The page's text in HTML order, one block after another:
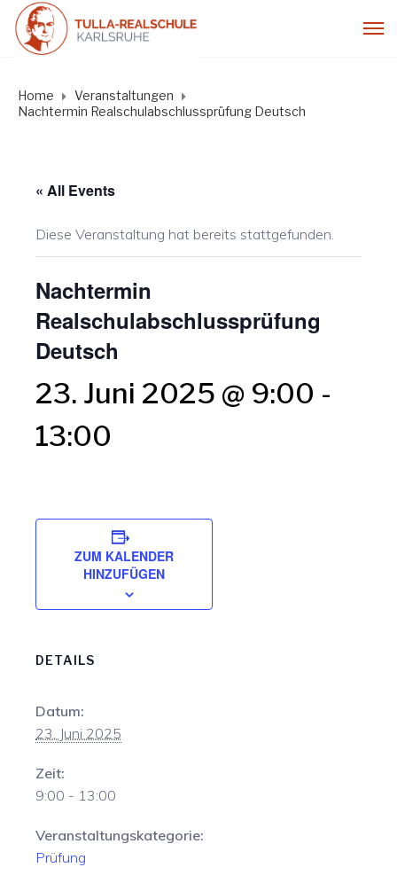
Home
Veranstaltungen
Nachtermin Realschulabschlussprüfung Deutsch
« All Events
Diese Veranstaltung hat bereits stattgefunden.
Nachtermin
Realschulabschlussprüfung
Deutsch
23. Juni 2025 @ 9:00 -
13:00
ZUM KALENDER
HINZUFÜGEN
DETAILS
Datum:
23. Juni 2025
Zeit:
9:00 - 13:00
Veranstaltungskategorie:
Prüfung